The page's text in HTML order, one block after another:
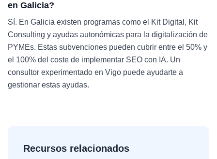
en Galicia?
Sí. En Galicia existen programas como el Kit Digital, Kit
Consulting y ayudas autonómicas para la digitalización de
PYMEs. Estas subvenciones pueden cubrir entre el 50% y
el 100% del coste de implementar SEO con IA. Un
consultor experimentado en Vigo puede ayudarte a
gestionar estas ayudas.
Recursos relacionados